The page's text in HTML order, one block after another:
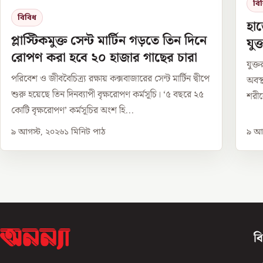
বিবিধ
প্লাস্টিকমুক্ত সেন্ট মার্টিন গড়তে তিন দিনে
রোপণ করা হবে ২০ হাজার গাছের চারা
পরিবেশ ও জীববৈচিত্র্য রক্ষায় কক্সবাজারের সেন্ট মার্টিন দ্বীপে
শুরু হয়েছে তিন দিনব্যাপী বৃক্ষরোপণ কর্মসূচি। ‘৫ বছরে ২৫
কোটি বৃক্ষরোপণ’ কর্মসূচির অংশ হি...
৯ আগস্ট, ২০২৬১ মিনিট পাঠ ৯